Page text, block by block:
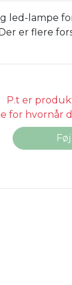
led-lampe
er flere
P.t er
for hvornår